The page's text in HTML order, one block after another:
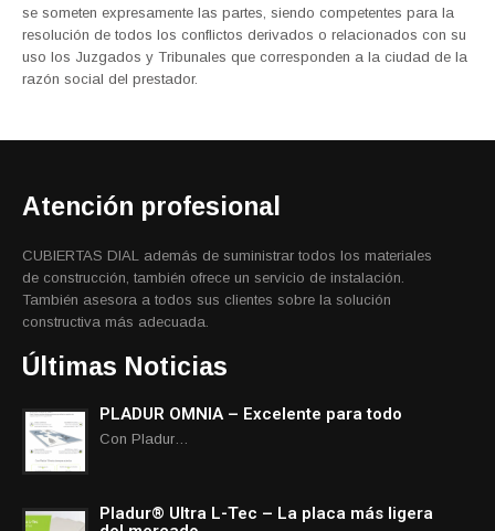
se someten expresamente las partes, siendo competentes para la
resolución de todos los conflictos derivados o relacionados con su
uso los Juzgados y Tribunales que corresponden a la ciudad de la
razón social del prestador.
Atención profesional
CUBIERTAS DIAL además de suministrar todos los materiales
de construcción, también ofrece un servicio de instalación.
También asesora a todos sus clientes sobre la solución
constructiva más adecuada.
Últimas Noticias
PLADUR OMNIA – Excelente para todo
Con Pladur…
Pladur® Ultra L-Tec – La placa más ligera